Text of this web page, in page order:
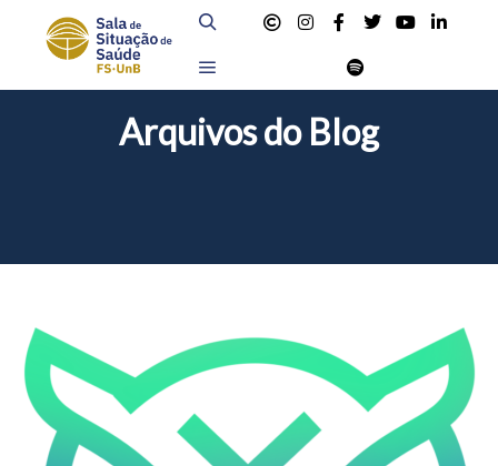
Menu principal
Arquivos do Blog